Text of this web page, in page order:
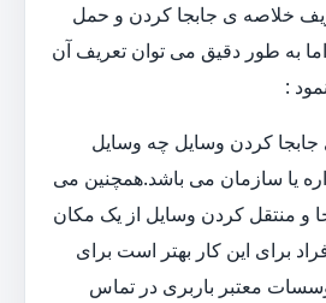
خلاصه ی جابجا کردن و حمل
به طور دقیق می توان تعریف آن
:
کردن وسایل چه وسایل
یا سازمان می باشد.همچنین می
و منتقل کردن وسایل از یک مکان
برای این کار بهتر است برای
معتبر باربری در تماس